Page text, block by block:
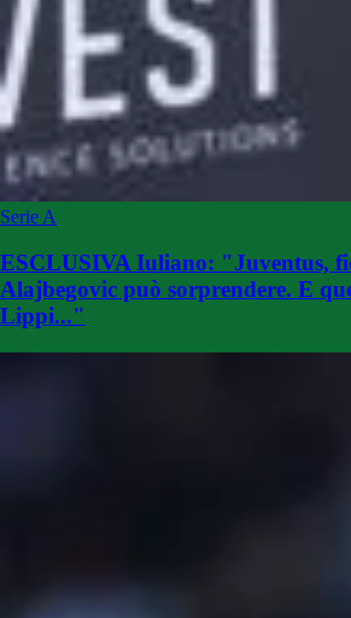
Serie A
ESCLUSIVA Iuliano: "Juventus,
Alajbegovic può sorprendere. E
Lippi..."